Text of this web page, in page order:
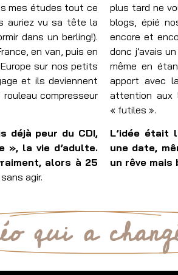
mes études tout ce
auriez vu sa tête la
dans un berling!).
en van, puis en
sur nos petits
et ils deviennent
rouleau compresseur
déjà peur du CDI,
», la vie d’adulte.
alors à 25
agir.
plus tard ne
blogs, épié
encore et
donc j’avais
même en
apport avec
attention aux
« futiles ».
L’idée était
une date,
un rêve mais
qui a